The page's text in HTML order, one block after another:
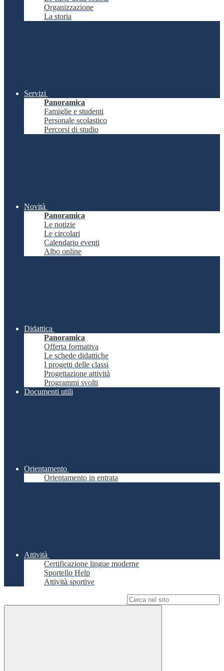
Organizzazione
La storia
Servizi
Panoramica
Famiglie e studenti
Personale scolastico
Percorsi di studio
Novità
Panoramica
Le notizie
Le circolari
Calendario eventi
Albo online
Didattica
Panoramica
Offerta formativa
Le schede didattiche
I progetti delle classi
Progettazione attività
Programmi svolti
Documenti utili
Orientamento
Orientamento in entrata
Attività
Certificazione lingue moderne
Sportello Help
Attività sportive